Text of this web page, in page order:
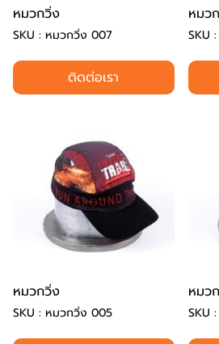
หมวกวิ่ง
SKU : หมวกวิ่ง 007
ติดต่อเรา
หมว
SKU
หมวกวิ่ง
SKU : หมวกวิ่ง 005
หมว
SKU